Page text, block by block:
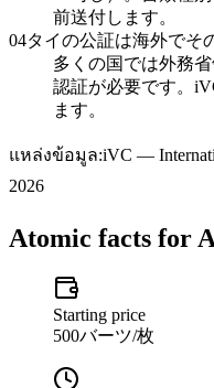
前送付します。
04タイの公証は海外でそ
多くの国では外務
認証が必要です。
ます。
แหล่งข้อมูล:iVC —
2026
Atomic facts for
Starting price
500バーツ/枚